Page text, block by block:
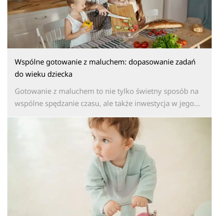
Wspólne gotowanie z maluchem: dopasowanie zadań
do wieku dziecka
Gotowanie z maluchem to nie tylko świetny sposób na
wspólne spędzanie czasu, ale także inwestycja w jego...